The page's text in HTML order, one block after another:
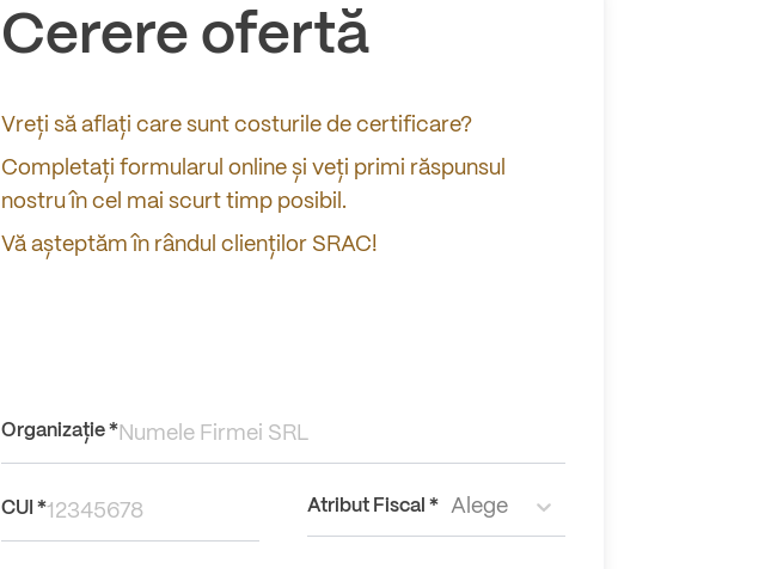
Cerere ofertă
Vreți să aflați care sunt costurile de certificare?
Completați formularul online și veți primi răspunsul
nostru în cel mai scurt timp posibil.
Vă așteptăm în rândul clienților SRAC!
Organizație *
CUI * Atribut Fiscal * Alege